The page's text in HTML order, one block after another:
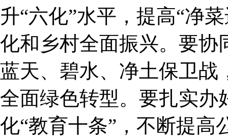
升“六化”水平，提高“净
化和乡村全面振兴。要协
蓝天、碧水、净土保卫战
全面绿色转型。要扎实办
化“教育十条”，不断提高